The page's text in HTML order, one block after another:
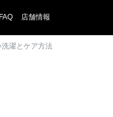
FAQ 店舗情報
濯とケア方法